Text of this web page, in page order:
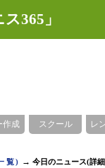
365」
作成 スクール レ
覧) →今日のニュース(詳